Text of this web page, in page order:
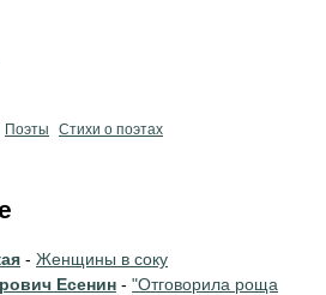
Поэты Стихи о поэтах
- Женщины в соку
Есенин - "Отговорила роща